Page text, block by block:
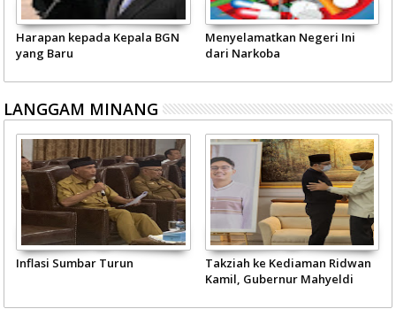
Harapan kepada Kepala BGN
yang Baru
Menyelamatkan Negeri Ini
dari Narkoba
LANGGAM MINANG
Inflasi Sumbar Turun
Takziah ke Kediaman Ridwan
Kamil, Gubernur Mahyeldi